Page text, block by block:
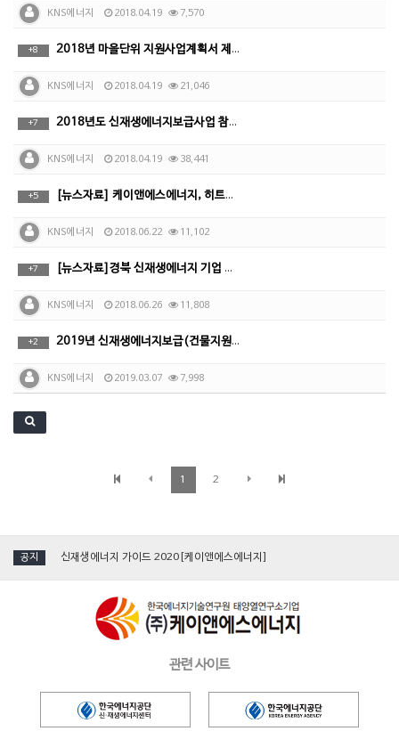
KNS에너지 2018.04.19 7,570
+8 2018년 마을단위 지원사업계획서 제출 안내
KNS에너지 2018.04.19 21,046
+7 2018년도 신재생에너지보급사업 참여기업 선정(협약서 …
KNS에너지 2018.04.19 38,441
+5 [뉴스자료] 케이앤에스에너지, 히트파이프 방식 태양열 …
KNS에너지 2018.06.22 11,102
+7 [뉴스자료]경북 신재생에너지 기업 북방진출 탄력 받는다…
KNS에너지 2018.06.26 11,808
+2 2019년 신재생에너지보급(건물지원)사업 지원공고
KNS에너지 2019.03.07 7,998
1 2
공지 신재생에너지 가이드 2020[케이앤에스에너지]
[영상_aving]케이앤에스에너지_2019 국제그린에너지엑스포
신재생에너지 가이드 2020[케이앤에스에너지]
관련 사이트